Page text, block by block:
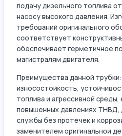
подачу дизельного топлива
насосу высокого давления.
требований оригинального
соответствует
обеспечивает герметичное
магистралям двигателя.
Преимущества данной
износостойкость,
топлива и агрессивной
повышенных давлениях ТНВД,
службы без протечек и
заменителем оригинальной